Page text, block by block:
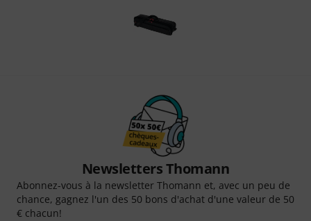
Newsletters Thomann
Abonnez-vous à la newsletter Thomann et, avec un peu de
chance, gagnez l'un des 50 bons d'achat d'une valeur de 50
€ chacun!